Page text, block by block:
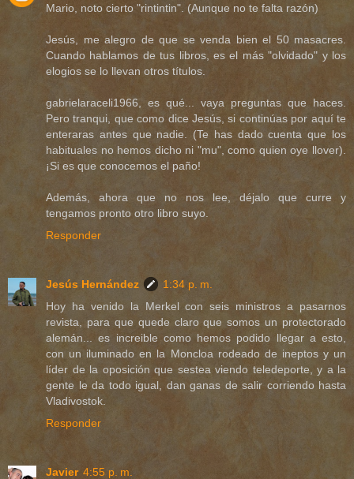
Mario, noto cierto "rintintin". (Aunque no te falta razón)
Jesús, me alegro de que se venda bien el 50 masacres.
Cuando hablamos de tus libros, es el más "olvidado" y los
elogios se lo llevan otros títulos.
gabrielaraceli1966, es qué... vaya preguntas que haces.
Pero tranqui, que como dice Jesús, si continúas por aquí te
enteraras antes que nadie. (Te has dado cuenta que los
habituales no hemos dicho ni "mu", como quien oye llover).
¡Si es que conocemos el paño!
Además, ahora que no nos lee, déjalo que curre y
tengamos pronto otro libro suyo.
Responder
Jesús Hernández
1:34 p. m.
Hoy ha venido la Merkel con seis ministros a pasarnos
revista, para que quede claro que somos un protectorado
alemán... es increible como hemos podido llegar a esto,
con un iluminado en la Moncloa rodeado de ineptos y un
líder de la oposición que sestea viendo teledeporte, y a la
gente le da todo igual, dan ganas de salir corriendo hasta
Vladivostok.
Responder
Javier 4:55 p. m.